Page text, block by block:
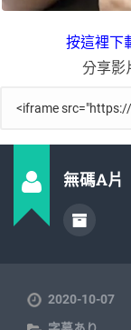
按這裡下
分享影
無碼A片
2020-10-07